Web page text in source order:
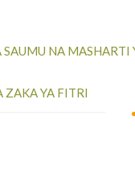
SAUMU NA MASHARTI
ZAKA YA FITRI